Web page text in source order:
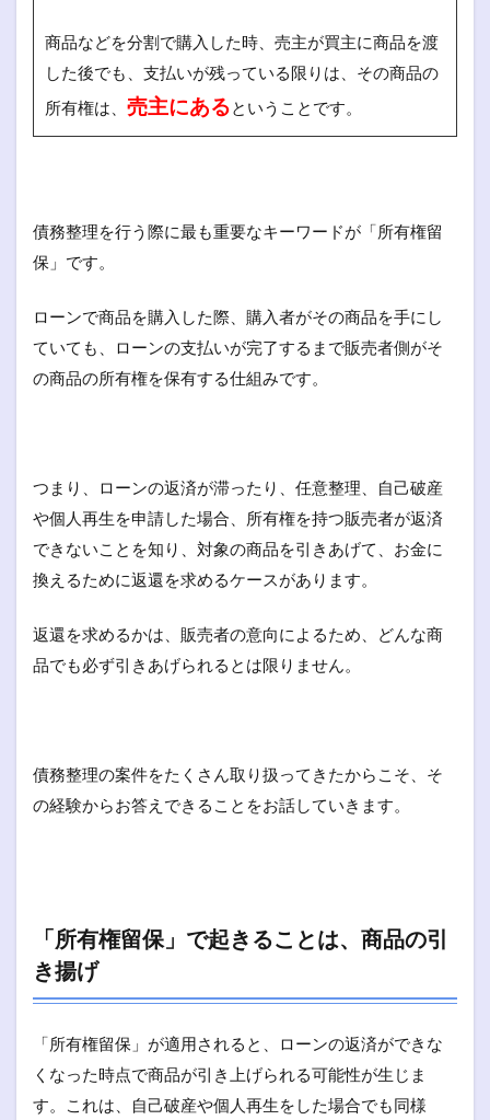
商品などを分割で購入した時、売主が買主に商品を渡
した後でも、支払いが残っている限りは、その商品の
所有権は、 売主にあるということです。
債務整理を行う際に最も重要なキーワードが「所有権留
保」です。
ローンで商品を購入した際、購入者がその商品を手にし
ていても、ローンの支払いが完了するまで販売者側がそ
の商品の所有権を保有する仕組みです。
つまり、ローンの返済が滞ったり、任意整理、自己破産
や個人再生を申請した場合、所有権を持つ販売者が返済
できないことを知り、対象の商品を引きあげて、お金に
換えるために返還を求めるケースがあります。
返還を求めるかは、販売者の意向によるため、どんな商
品でも必ず引きあげられるとは限りません。
債務整理の案件をたくさん取り扱ってきたからこそ、そ
の経験からお答えできることをお話していきます。
「所有権留保」で起きることは、商品の引
き揚げ
「所有権留保」が適用されると、ローンの返済ができな
くなった時点で商品が引き上げられる可能性が生じま
す。これは、自己破産や個人再生をした場合でも同様